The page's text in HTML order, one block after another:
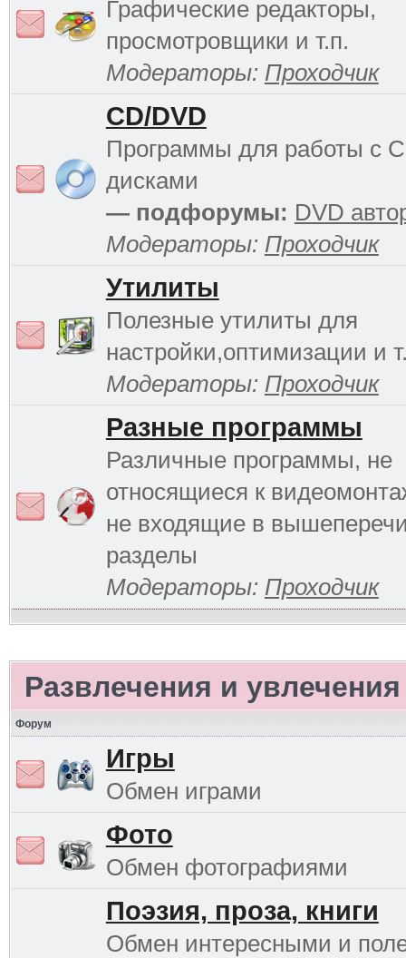
Графические редакторы,
просмотровщики и т.п.
Модераторы: Проходчик
CD/DVD
Программы для работы с
дисками
— подфорумы: DVD
Модераторы: Проходчик
Утилиты
Полезные утилиты для
настройки,оптимизации и
Модераторы: Проходчик
Разные программы
Различные программы, не
относящиеся к
не входящие в
разделы
Модераторы: Проходчик
Развлечения и увлечения
Форум
Игры
Обмен играми
Фото
Обмен фотографиями
Поэзия, проза, книги
Обмен интересными и